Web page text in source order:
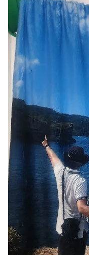
패션잡화
팬굿즈
스티커
지류
문구/오피스
스마트폰
쿠션/패브릭
반려동물
의